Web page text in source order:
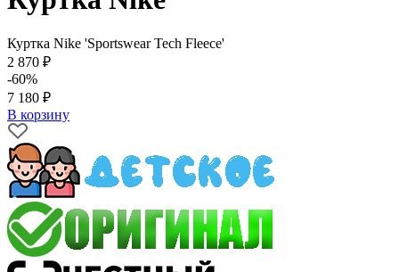
Куртка Nike 'Sportswear Tech Fleece'
2 870 ₽
-60%
7 180 ₽
В корзину